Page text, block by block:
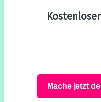
Mache jetzt